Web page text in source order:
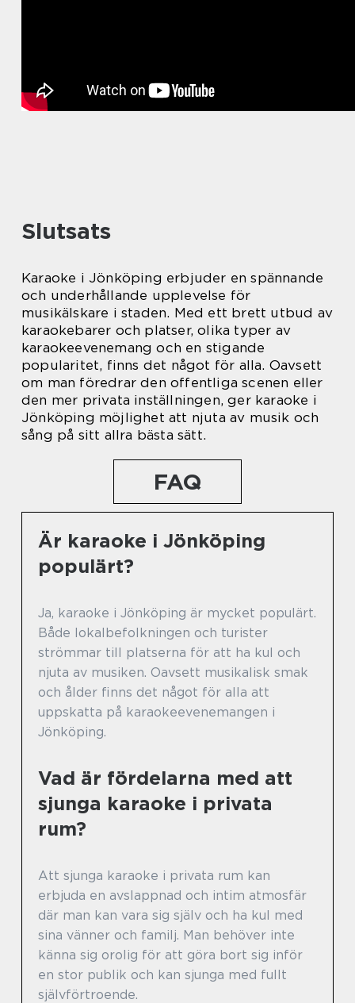
Slutsats
Karaoke i Jönköping erbjuder en spännande
och underhållande upplevelse för
musikälskare i staden. Med ett brett utbud av
karaokebarer och platser, olika typer av
karaokeevenemang och en stigande
popularitet, finns det något för alla. Oavsett
om man föredrar den offentliga scenen eller
den mer privata inställningen, ger karaoke i
Jönköping möjlighet att njuta av musik och
sång på sitt allra bästa sätt.
FAQ
Är karaoke i Jönköping
populärt?
Ja, karaoke i Jönköping är mycket populärt.
Både lokalbefolkningen och turister
strömmar till platserna för att ha kul och
njuta av musiken. Oavsett musikalisk smak
och ålder finns det något för alla att
uppskatta på karaokeevenemangen i
Jönköping.
Vad är fördelarna med att
sjunga karaoke i privata
rum?
Att sjunga karaoke i privata rum kan
erbjuda en avslappnad och intim atmosfär
där man kan vara sig själv och ha kul med
sina vänner och familj. Man behöver inte
känna sig orolig för att göra bort sig inför
en stor publik och kan sjunga med fullt
självförtroende.